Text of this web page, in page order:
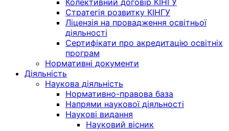
Колективний договір КІНГУ
Стратегія розвитку КІНГУ
Ліцензія на провадження освітньої
діяльності
Сертифікати про акредитацію освітніх
програм
Нормативні документи
Діяльність
Наукова діяльність
Нормативно-правова база
Напрями наукової діяльності
Наукові видання
Науковий вісник